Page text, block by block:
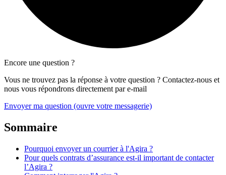
Encore une question ?
Vous ne trouvez pas la réponse à votre question ? Contactez-nous et
nous vous répondrons directement par e-mail
Envoyer ma question (ouvre votre messagerie)
Sommaire
Pourquoi envoyer un courrier à l'Agira ?
Pour quels contrats d’assurance est-il important de contacter
l’Agira ?